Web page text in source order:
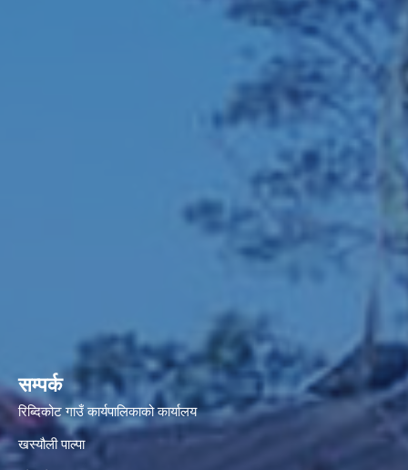
सम्पर्क
रिब्दिकोट गाउँ कार्यपालिकाको कार्यालय
खस्यौली पाल्पा